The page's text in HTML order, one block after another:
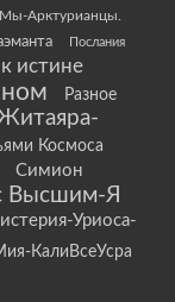
Мы-Арктурианцы.
Послания
истине
Разное
Космоса
Симион
Высшим-Я
Уриоса-
КалиВсеУсра